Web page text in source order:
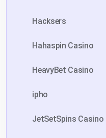
Hacksers
Hahaspin Casino
HeavyBet Casino
ipho
JetSetSpins Casino